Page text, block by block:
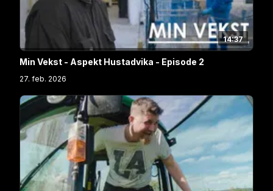
14:37
Min Vekst - Aspekt Hustadvika - Episode 2
27. feb. 2026